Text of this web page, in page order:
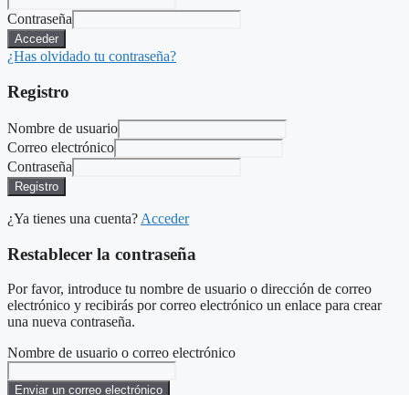
Contraseña
Acceder
¿Has olvidado tu contraseña?
Registro
Nombre de usuario
Correo electrónico
Contraseña
Registro
¿Ya tienes una cuenta? Acceder
Restablecer la contraseña
Por favor, introduce tu nombre de usuario o dirección de correo
electrónico y recibirás por correo electrónico un enlace para crear
una nueva contraseña.
Nombre de usuario o correo electrónico
Enviar un correo electrónico